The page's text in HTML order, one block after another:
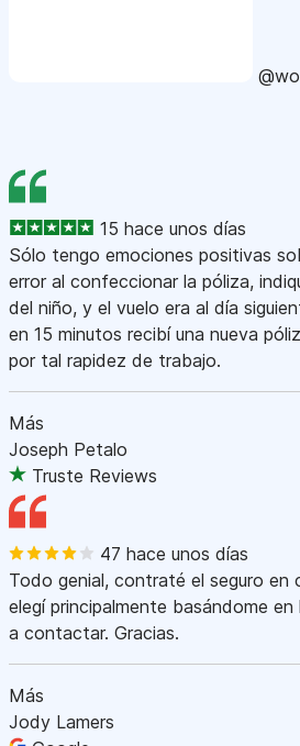
15 hace unos días
Sólo tengo emociones positivas
error al confeccionar la póliza,
del niño, y el vuelo era al día
en 15 minutos recibí una nueva
por tal rapidez de trabajo.
Más
Joseph Petalo
Truste Reviews
47 hace unos días
Todo genial, contraté el seguro en
elegí principalmente basándome
a contactar. Gracias.
Más
Jody Lamers